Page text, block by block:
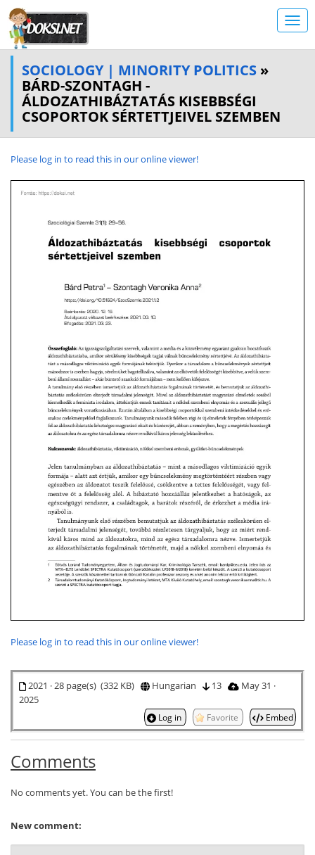
SOCIOLOGY | MINORITY POLITICS »
BÁRD-SZONTAGH -
ÁLDOZATHIBÁZTATÁS KISEBBSÉGI
CSOPORTOK SÉRTETTJEIVEL SZEMBEN
Please log in to read this in our online viewer!
Please log in to read this in our online viewer!
2021 · 28 page(s) (332 KB) Hungarian 13
May 31 ·
2025
Log in Favorite Embed
Comments
No comments yet. You can be the first!
New comment: